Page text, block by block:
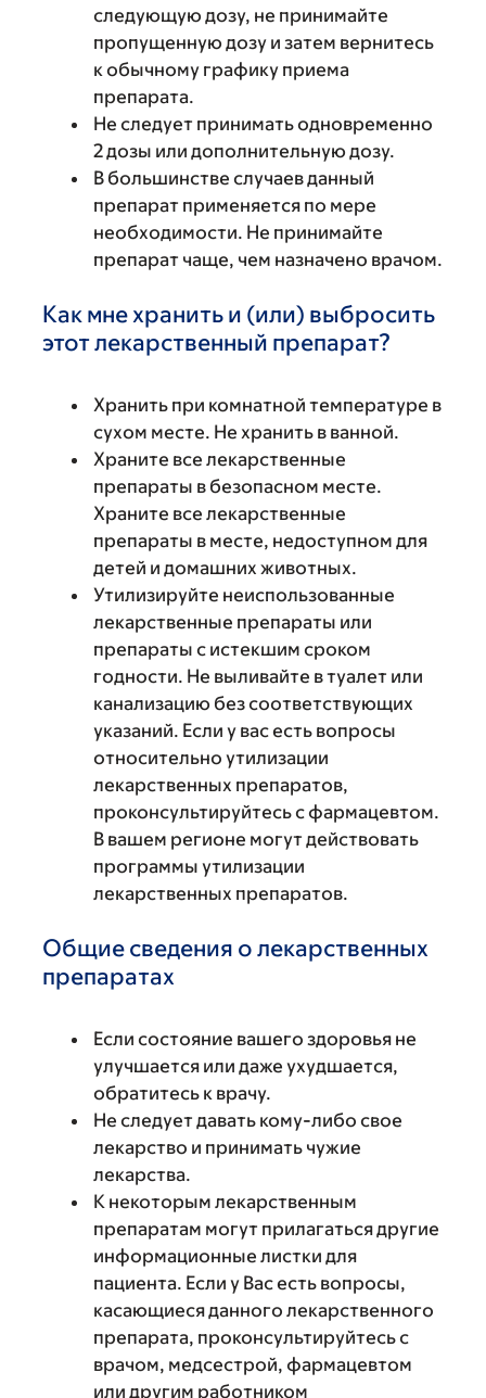
следующую дозу, не принимайте
пропущенную дозу и затем вернитесь
к обычному графику приема
препарата.
Не следует принимать одновременно
2 дозы или дополнительную дозу.
В большинстве случаев данный
препарат применяется по мере
необходимости. Не принимайте
препарат чаще, чем назначено врачом.
Как мне хранить и (или) выбросить
этот лекарственный препарат?
Хранить при комнатной температуре в
сухом месте. Не хранить в ванной.
Храните все лекарственные
препараты в безопасном месте.
Храните все лекарственные
препараты в месте, недоступном для
детей и домашних животных.
Утилизируйте неиспользованные
лекарственные препараты или
препараты с истекшим сроком
годности. Не выливайте в туалет или
канализацию без соответствующих
указаний. Если у вас есть вопросы
относительно утилизации
лекарственных препаратов,
проконсультируйтесь с фармацевтом.
В вашем регионе могут действовать
программы утилизации
лекарственных препаратов.
Общие сведения о лекарственных
препаратах
Если состояние вашего здоровья не
улучшается или даже ухудшается,
обратитесь к врачу.
Не следует давать кому-либо свое
лекарство и принимать чужие
лекарства.
К некоторым лекарственным
препаратам могут прилагаться другие
информационные листки для
пациента. Если у Вас есть вопросы,
касающиеся данного лекарственного
препарата, проконсультируйтесь с
врачом, медсестрой, фармацевтом
или другим работником